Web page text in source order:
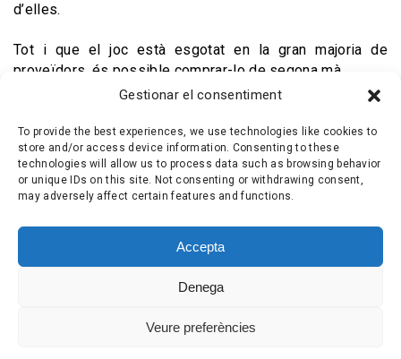
Gestionar el consentiment
To provide the best experiences, we use technologies like cookies to
store and/or access device information. Consenting to these
technologies will allow us to process data such as browsing behavior
or unique IDs on this site. Not consenting or withdrawing consent,
may adversely affect certain features and functions.
Accepta
Denega
Veure preferències
d’elles.
Tot i que el joc està esgotat en la gran majoria de
proveïdors, és possible comprar-lo de segona mà.
POLÍTICA DE COOKIES (UE) CONTACTA AMB NOSALTRES